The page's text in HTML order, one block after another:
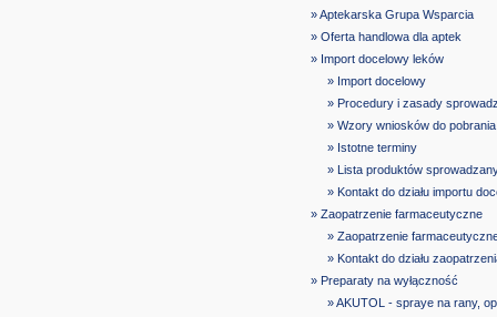
» Aptekarska Grupa Wsparcia
» Oferta handlowa dla aptek
» Import docelowy leków
» Import docelowy
» Procedury i zasady
» Wzory wniosków do pobrania
» Istotne terminy
» Lista produktów
» Kontakt do działu importu
» Zaopatrzenie farmaceutyczne
» Zaopatrzenie
» Kontakt do działu
» Preparaty na wyłączność
» AKUTOL - spraye na rany,